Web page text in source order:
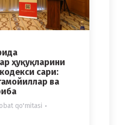
ҳуқуқларини
сари:
ва
qo'mitasi